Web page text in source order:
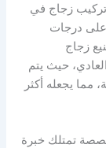
زجاج في
درجات
زجاج
حيث يتم
مما يجعله أكثر
تمتلك خبرة